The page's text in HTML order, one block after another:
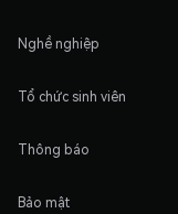
Nghề nghiệp
Tổ chức sinh viên
Thông báo
Bảo mật